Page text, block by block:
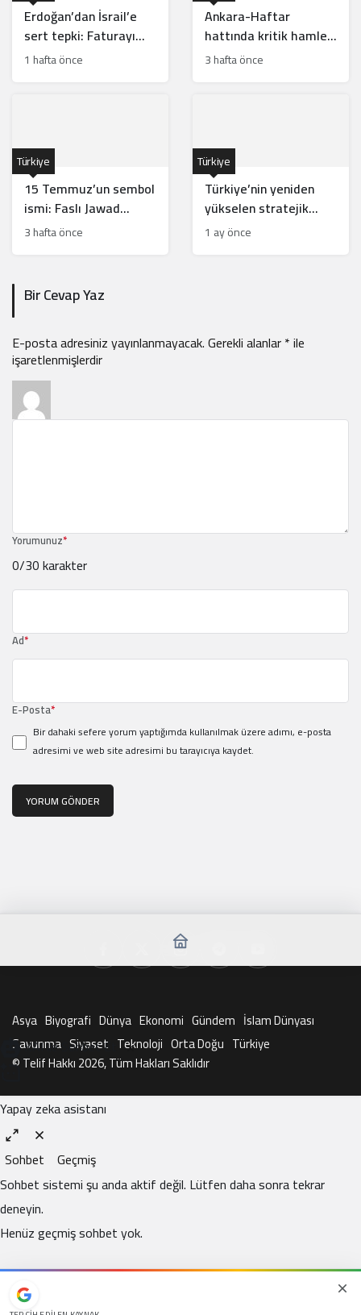
Erdoğan’dan İsrail’e
sert tepki: Faturayı
tüm bölge ödüyor
1 hafta önce
Ankara-Haftar
hattında kritik hamle:
Mısır için risk mi?
3 hafta önce
15 Temmuz’un sembol
ismi: Faslı Jawad
Merroun’un hikayesi
Türkiye
3 hafta önce
Türkiye’nin yeniden
yükselen stratejik
hamleleri İsrail’i
rahatsız ediyor
Türkiye
1 ay önce
Bir Cevap Yaz
E-posta adresiniz yayınlanmayacak.Gerekli alanlar*ile
işaretlenmişlerdir
Yorumunuz*
0/30 karakter
Ad*
E-Posta*
Bir dahaki sefere yorum yaptığımda kullanılmak üzere adımı, e-posta
adresimi ve web site adresimi bu tarayıcıya kaydet.
YORUM GÖNDER
Asya Biyografi Dünya Ekonomi Gündem İslam Dünyası
Savunma Siyaset Teknoloji Orta Doğu Türkiye
© Telif Hakkı 2026, Tüm Hakları Saklıdır
KAI ile Sohbet Et
Yapay zeka asistanı
Sohbet Geçmiş
Sohbet sistemi şu anda aktif değil. Lütfen daha sonra tekrar
deneyin.
Henüz geçmiş sohbet yok.